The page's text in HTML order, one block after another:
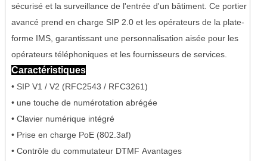
sécurisé et la surveillance de l'entrée d'un bâtiment. Ce portier
avancé prend en charge SIP 2.0 et les opérateurs de la plate-
forme IMS, garantissant une personnalisation aisée pour les
opérateurs téléphoniques et les fournisseurs de services.
Caractéristiques
• SIP V1 / V2 (RFC2543 / RFC3261)
• une touche de numérotation abrégée
• Clavier numérique intégré
• Prise en charge PoE (802.3af)
• Contrôle du commutateur DTMF Avantages